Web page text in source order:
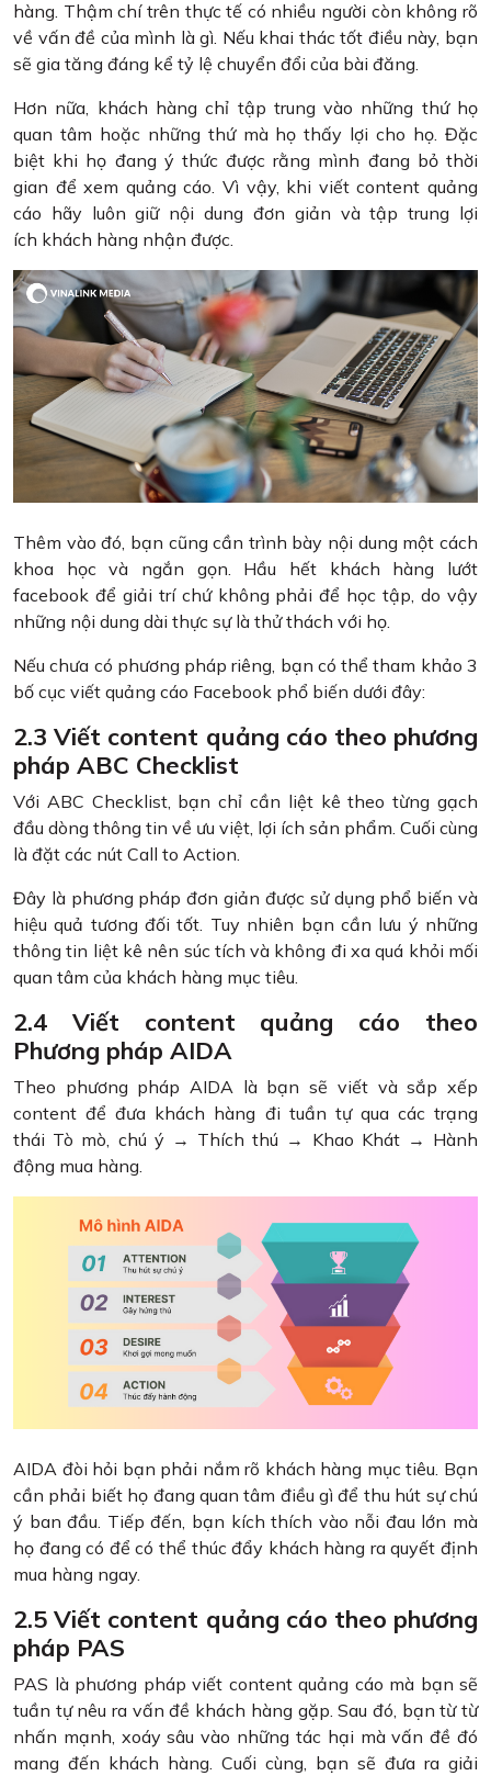
hàng. Thậm chí trên thực tế có nhiều người còn không rõ
về vấn đề của mình là gì. Nếu khai thác tốt điều này, bạn
sẽ gia tăng đáng kể tỷ lệ chuyển đổi của bài đăng.
Hơn nữa, khách hàng chỉ tập trung vào những thứ họ
quan tâm hoặc những thứ mà họ thấy lợi cho họ. Đặc
biệt khi họ đang ý thức được rằng mình đang bỏ thời
gian để xem quảng cáo. Vì vậy, khi viết content quảng
cáo hãy luôn giữ nội dung đơn giản và tập trung lợi
ích khách hàng nhận được.
Thêm vào đó, bạn cũng cần trình bày nội dung một cách
khoa học và ngắn gọn. Hầu hết khách hàng lướt
facebook để giải trí chứ không phải để học tập, do vậy
những nội dung dài thực sự là thử thách với họ.
Nếu chưa có phương pháp riêng, bạn có thể tham khảo 3
bố cục viết quảng cáo Facebook phổ biến dưới đây:
2.3 Viết content quảng cáo theo phương
pháp ABC Checklist
Với ABC Checklist, bạn chỉ cần liệt kê theo từng gạch
đầu dòng thông tin về ưu việt, lợi ích sản phẩm. Cuối cùng
là đặt các nút Call to Action.
Đây là phương pháp đơn giản được sử dụng phổ biến và
hiệu quả tương đối tốt. Tuy nhiên bạn cần lưu ý những
thông tin liệt kê nên súc tích và không đi xa quá khỏi mối
quan tâm của khách hàng mục tiêu.
2.4 Viết content quảng cáo theo
Phương pháp AIDA
Theo phương pháp AIDA là bạn sẽ viết và sắp xếp
content để đưa khách hàng đi tuần tự qua các trạng
thái Tò mò, chú ý → Thích thú → Khao Khát → Hành
động mua hàng.
AIDA đòi hỏi bạn phải nắm rõ khách hàng mục tiêu. Bạn
cần phải biết họ đang quan tâm điều gì để thu hút sự chú
ý ban đầu. Tiếp đến, bạn kích thích vào nỗi đau lớn mà
họ đang có để có thể thúc đẩy khách hàng ra quyết định
mua hàng ngay.
2.5 Viết content quảng cáo theo phương
pháp PAS
PAS là phương pháp viết content quảng cáo mà bạn sẽ
tuần tự nêu ra vấn đề khách hàng gặp. Sau đó, bạn từ từ
nhấn mạnh, xoáy sâu vào những tác hại mà vấn đề đó
mang đến khách hàng. Cuối cùng, bạn sẽ đưa ra giải